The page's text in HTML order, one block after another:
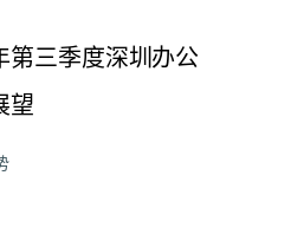
第三季度深圳办公
望